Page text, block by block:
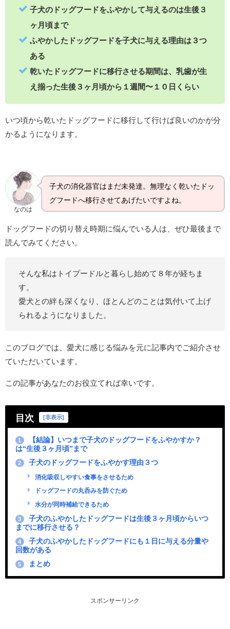
子犬のドッグフードをふやかして与えるのは生後３
ヶ月頃まで
ふやかしたドッグフードを子犬に与える理由は３つ
ある
乾いたドッグフードに移行させる期間は、乳歯が生
え揃った生後３ヶ月頃から１週間〜１０日くらい
いつ頃から乾いたドッグフードに移行して行けば良いのかが分
かるようになります。
なのは
子犬の消化器官はまだ未発達。無理なく乾いたドッ
グフードへ移行させてあげたいですよね。
ドッグフードの切り替え時期に悩んでいる人は、ぜひ最後まで
読んでみてください。
そんな私はトイプードルと暮らし始めて８年が経ちま
す。
愛犬との絆も深くなり、ほとんどのことは気付いて上げ
られるようになりました。
このブログでは、愛犬に感じる悩みを元に記事内でご紹介させ
ていただいています。
この記事があなたのお役立てれば幸いです。
目次 [非表示]
1
【結論】いつまで子犬のドッグフードをふやかすか？
は“生後３ヶ月頃”まで
2 子犬のドッグフードをふやかす理由３つ
消化吸収しやすい食事をさせるため
ドッグフードの丸呑みを防ぐため
水分が同時補給できるため
3
子犬のふやかしたドッグフードは生後３ヶ月頃からいつ
までに移行させる？
4
子犬のふやかしたドッグフードにも１日に与える分量や
回数がある
5 まとめ
スポンサーリンク